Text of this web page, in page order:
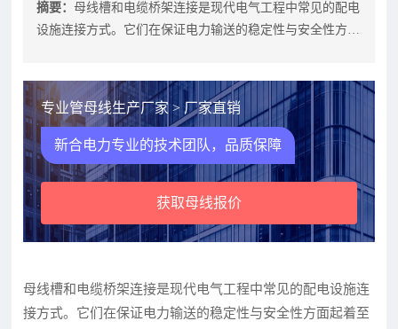
摘要：母线槽和电缆桥架连接是现代电气工程中常见的配电
设施连接方式。它们在保证电力输送的稳定性与安全性方面
专业管母线生产厂家 > 厂家直销
新合电力专业的技术团队，品质保障
获取母线报价
母线槽和电缆桥架连接是现代电气工程中常见的配电设施连
接方式。它们在保证电力输送的稳定性与安全性方面起着至